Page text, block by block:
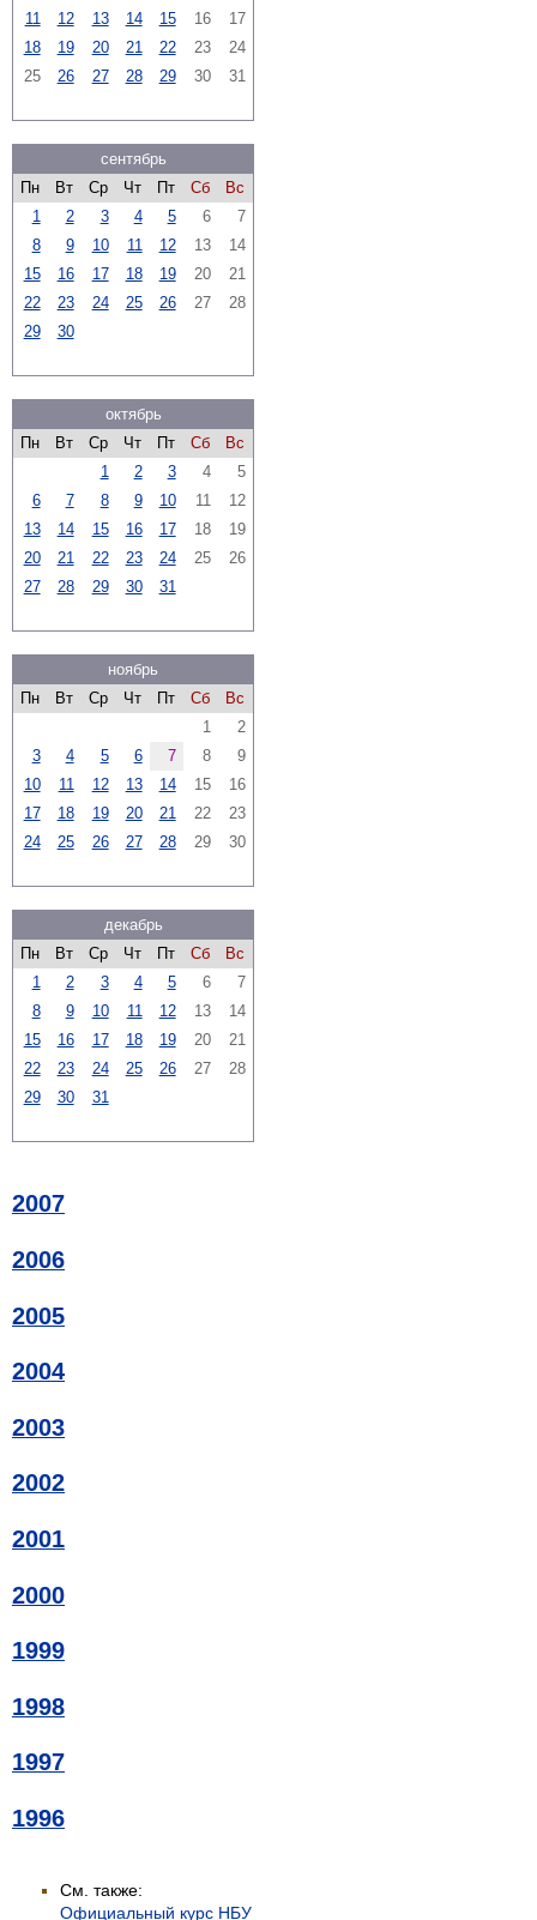
11
12 13 14 15 16
17
18
19 20 21 22 23
24
25
26 27 28 29 30 31
сентябрь
Пн
Вт Ср Чт Пт Сб
Вс
1
2 3 4 5 6
7
8
9 10 11 12 13
14
15
16 17 18 19 20
21
22
23 24 25 26 27
28
29
30
октябрь
Пн
Вт Ср Чт Пт Сб
Вс
1
2 3 4
5
6
7 8 9 10 11
12
13
14 15 16 17 18
19
20
21 22 23 24 25
26
27
28 29 30 31
ноябрь
Пн
Вт Ср Чт Пт Сб
Вс
1
2
3
4 5 6 7 8
9
10
11 12 13 14 15
16
17
18 19 20 21 22
23
24
25 26 27 28 29 30
декабрь
Пн
Вт Ср Чт Пт Сб
Вс
1
2 3 4 5 6
7
8
9 10 11 12 13
14
15
16 17 18 19 20
21
22
23 24 25 26 27
28
29
30 31
2007
2006
2005
2004
2003
2002
2001
2000
1999
1998
1997
1996
См. также:
Официальный курс НБУ